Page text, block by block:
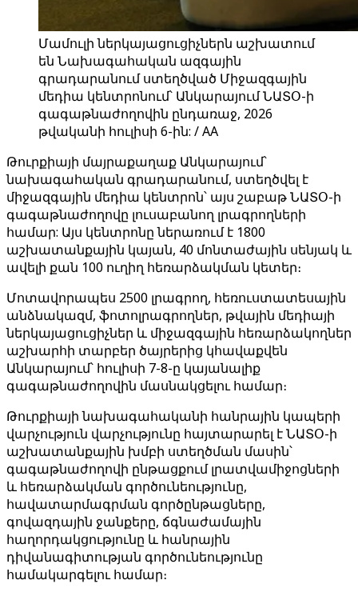
Մամուլի ներկայացուցիչներն աշխատում
են Նախագահական ազգային
գրադարանում ստեղծված Միջազգային
մեդիա կենտրոնում՝ Անկարայում ՆԱՏՕ-ի
գագաթնաժողովին ընդառաջ, 2026
թվականի հուլիսի 6-ին: / AA
Թուրքիայի մայրաքաղաք Անկարայում՝
նախագահական գրադարանում, ստեղծվել է
միջազգային մեդիա կենտրոն՝ այս շաբաթ ՆԱՏՕ-ի
գագաթնաժողովը լուսաբանող լրագրողների
համար: Այս կենտրոնը ներառում է 1800
աշխատանքային կայան, 40 մոնտաժային սենյակ և
ավելի քան 100 ուղիղ հեռարձակման կետեր։
Մոտավորապես 2500 լրագրող, հեռուստատեսային
անձնակազմ, ֆոտոլրագրողներ, թվային մեդիայի
ներկայացուցիչներ և միջազգային հեռարձակողներ
աշխարհի տարբեր ծայրերից կհավաքվեն
Անկարայում՝ հուլիսի 7-8-ը կայանալիք
գագաթնաժողովին մասնակցելու համար։
Թուրքիայի նախագահականի հանրային կապերի
վարչություն վարչությունը հայտարարել է ՆԱՏՕ-ի
աշխատանքային խմբի ստեղծման մասին՝
գագաթնաժողովի ընթացքում լրատվամիջոցների
և հեռարձակման գործունեությունը,
հավատարմագրման գործընթացները,
գովազդային ջանքերը, ճգնաժամային
հաղորդակցությունը և հանրային
դիվանագիտության գործունեությունը
համակարգելու համար։